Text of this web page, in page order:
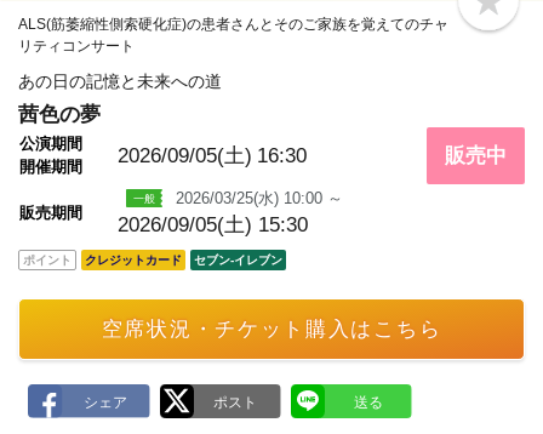
b
o
ALS(筋萎縮性側索硬化症)の患者さんとそのご家族を覚えてのチャ
リティコンサート
あの日の記憶と未来への道
茜色の夢
公演期間
開催期間
2026/09/05(土) 16:30
販売期間
2026/03/25(水) 10:00 ～
2026/09/05(土) 15:30
販売中
ポイント クレジットカード セブン‐イレブン
空席状況・チケット購入はこちら